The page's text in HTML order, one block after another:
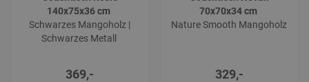
140x75x36 cm
Schwarzes Mangoholz |
Schwarzes Metall
369,-
70x70x34 cm
Nature Smooth Mangoholz
329,-